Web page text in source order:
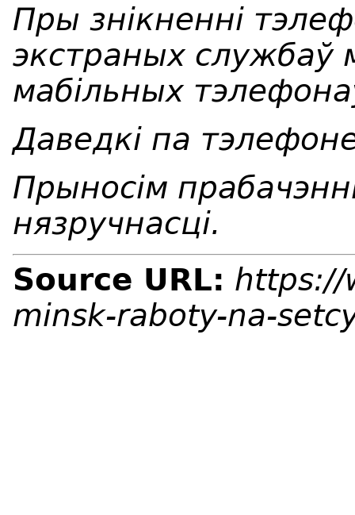
Пры знікненні
экстраных службаў
мабільных
Даведкі па
Прыносім
нязручнасці.
Source URL: https://
minsk-raboty-na-